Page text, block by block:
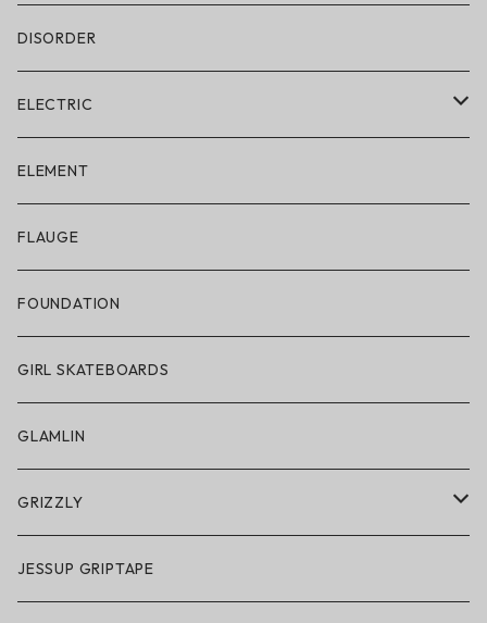
DISORDER
ELECTRIC
ELECTRIC × ON THE ROAM
アパレル
帽子
サングラス
スノーゴーグル
アクセサリー・小物
ELEMENT
FLAUGE
FOUNDATION
GIRL SKATEBOARDS
GLAMLIN
GRIZZLY
GRIZZLY × POLeR
JESSUP GRIPTAPE